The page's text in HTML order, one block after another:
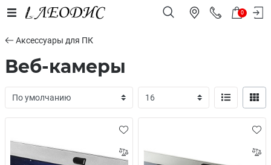
0
Аксессуары для ПК
Веб-камеры